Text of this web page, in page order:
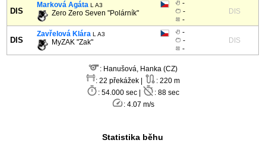
DIS
Marková AgátaL A3
Zero Zero Seven "Polárník"
-
-
-
DIS
DIS
Zavřelová KláraL A3
MyZAK "Zak"
-
-
-
DIS
: Hanušová, Hanka (CZ)
: 22 překážek |
: 220 m
: 54.000 sec |
: 88 sec
: 4.07 m/s
Statistika běhu